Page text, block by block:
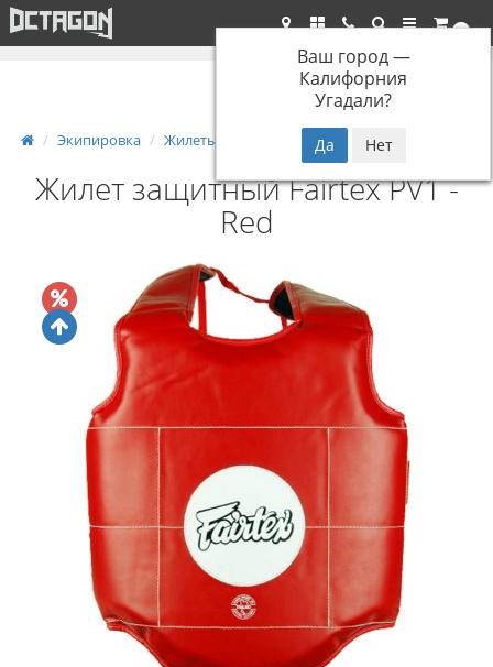
Бесплатная доставка при заказе от 5000р.*
Ваш город —
Калифорния
Угадали?
0
Экипировка Жилеты Жилет защитный Fairtex PV1 - Red
Жилет защитный Fairtex PV1 -
Red